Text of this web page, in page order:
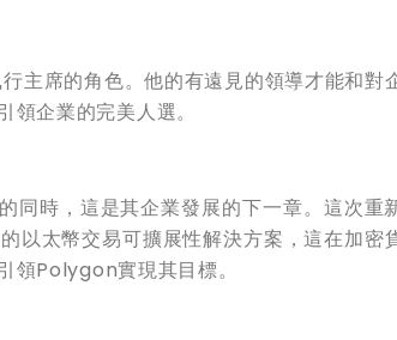
主席的角色。他的有遠見的領導才能和對
企業的完美人選。
時，這是其企業發展的下一章。這次重
以太幣交易可擴展性解決方案，這在加密
領Polygon實現其目標。